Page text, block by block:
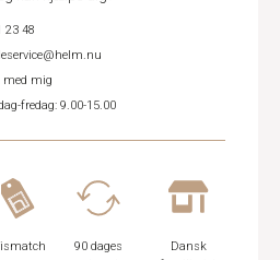
23 48
med mig
fredag: 9.00-15.00
90 dages
Dansk